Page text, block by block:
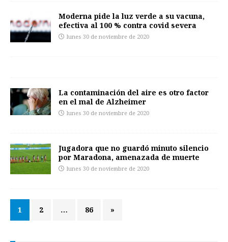
Moderna pide la luz verde a su vacuna,
efectiva al 100 % contra covid severa
lunes 30 de noviembre de 2020
La contaminación del aire es otro factor
en el mal de Alzheimer
lunes 30 de noviembre de 2020
Jugadora que no guardó minuto silencio
por Maradona, amenazada de muerte
lunes 30 de noviembre de 2020
1 2 … 86 »